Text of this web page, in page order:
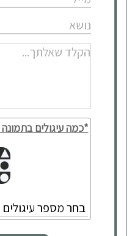
*כמה עיגולים